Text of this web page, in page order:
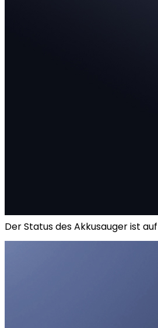
Der Status des Akkusauger ist